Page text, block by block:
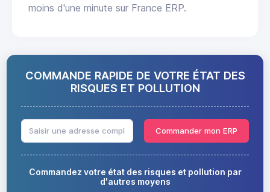
moins d'une minute sur France ERP.
COMMANDE RAPIDE DE VOTRE ÉTAT DES
RISQUES ET POLLUTION
Commander mon ERP
Commandez votre état des risques et pollution par
d'autres moyens